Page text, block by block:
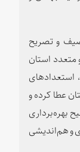
و تصریح
استان
استعدادهای
عطا کرده و
بهره‌برداری
و هم‌اندیشی